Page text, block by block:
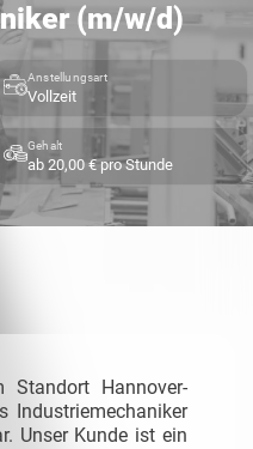
(m/w/d)
Anstellungsart
Vollzeit
Gehalt
ab 20,00 € pro Stunde
Standort Hannover-
Industriemechaniker
Unser Kunde ist ein